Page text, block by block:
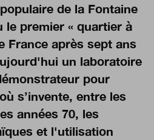
de la Fontaine
le premier « quartier à
France après sept ans
un laboratoire
pour
s’invente, entre les
années 70, les
et l'utilisation